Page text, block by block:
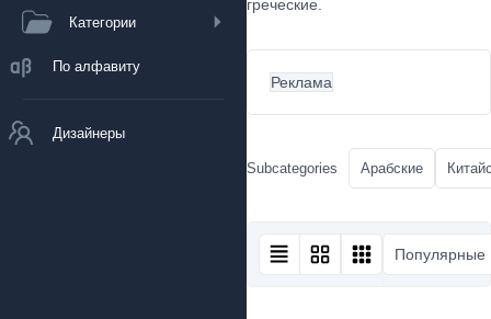
Категории
По алфавиту
Дизайнеры
греческие.
Реклама
Subcategories Арабские
Популярные